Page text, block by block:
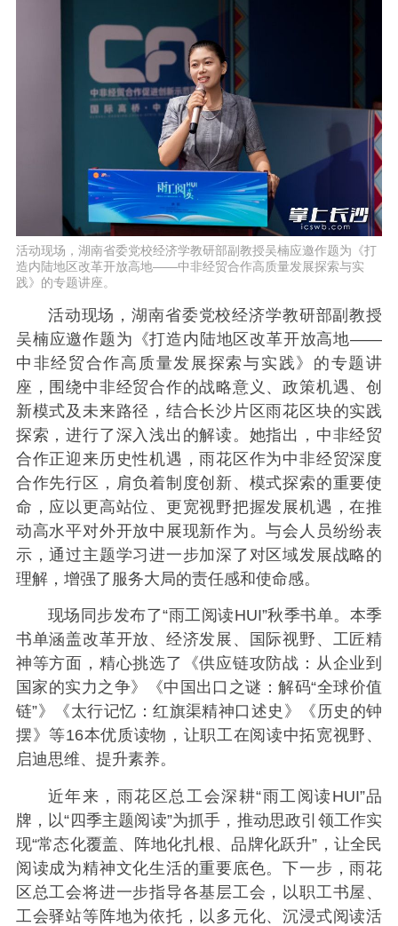
活动现场，湖南省委党校经济学教研部副教授吴楠应邀作题为《打
造内陆地区改革开放高地——中非经贸合作高质量发展探索与实
践》的专题讲座。
活动现场，湖南省委党校经济学教研部副教授
吴楠应邀作题为《打造内陆地区改革开放高地——
中非经贸合作高质量发展探索与实践》的专题讲
座，围绕中非经贸合作的战略意义、政策机遇、创
新模式及未来路径，结合长沙片区雨花区块的实践
探索，进行了深入浅出的解读。她指出，中非经贸
合作正迎来历史性机遇，雨花区作为中非经贸深度
合作先行区，肩负着制度创新、模式探索的重要使
命，应以更高站位、更宽视野把握发展机遇，在推
动高水平对外开放中展现新作为。与会人员纷纷表
示，通过主题学习进一步加深了对区域发展战略的
理解，增强了服务大局的责任感和使命感。
现场同步发布了“雨工阅读HUI”秋季书单。本季
书单涵盖改革开放、经济发展、国际视野、工匠精
神等方面，精心挑选了《供应链攻防战：从企业到
国家的实力之争》《中国出口之谜：解码“全球价值
链”》《太行记忆：红旗渠精神口述史》《历史的钟
摆》等16本优质读物，让职工在阅读中拓宽视野、
启迪思维、提升素养。
近年来，雨花区总工会深耕“雨工阅读HUI”品
牌，以“四季主题阅读”为抓手，推动思政引领工作实
现“常态化覆盖、阵地化扎根、品牌化跃升”，让全民
阅读成为精神文化生活的重要底色。下一步，雨花
区总工会将进一步指导各基层工会，以职工书屋、
工会驿站等阵地为依托，以多元化、沉浸式阅读活